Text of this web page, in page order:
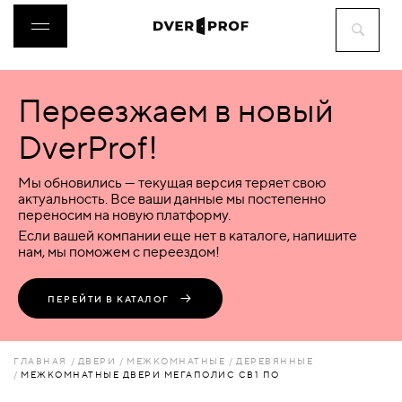
ДВЕРИ
ФУРНИТУРА
ВОРОТА
ПЕРЕГОРОДКИ
Переезжаем в новый
DverProf!
Мы обновились — текущая версия теряет свою
актуальность. Все ваши данные мы постепенно
переносим на новую платформу.
Если вашей компании еще нет в каталоге, напишите
нам, мы поможем с переездом!
ПЕРЕЙТИ В КАТАЛОГ
ГЛАВНАЯ ДВЕРИ МЕЖКОМНАТНЫЕ
ДЕРЕВЯННЫЕ
МЕЖКОМНАТНЫЕ ДВЕРИ МЕГАПОЛИС СВ1 ПО